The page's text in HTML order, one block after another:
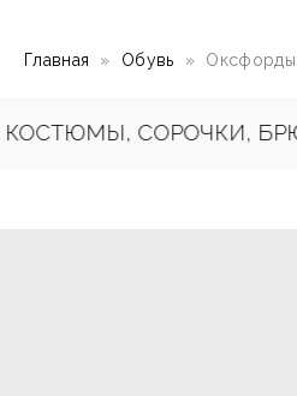
Главная Обувь Оксфорды
СОРОЧКИ,